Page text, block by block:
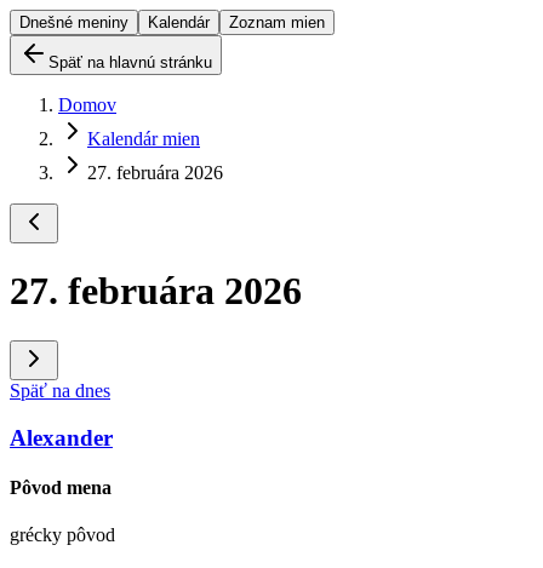
Dnešné meniny Kalendár Zoznam mien
Späť na hlavnú stránku
Domov
Kalendár mien
27. februára 2026
27. februára 2026
Späť na dnes
Alexander
Pôvod mena
grécky pôvod